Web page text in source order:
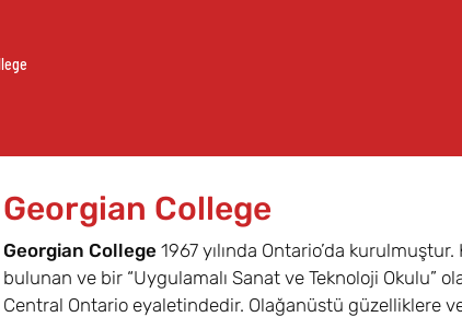
Georgian College
Georgian College 1967 yılında Ontario’da
bulunan ve bir “Uygulamalı Sanat ve Teknoloji Okulu”
Central Ontario eyaletindedir. Olağanüstü güzelliklere